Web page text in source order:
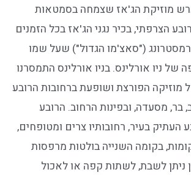
ערש מוזיקת הג'אז שצמחה בסמטאות
הצרפתי, בכיר נגני הג'אז בכל הזמנים
("סאצ'מו הגדול") שעל שמו
ניו אורלינס. בניו אורלינס התמסרנו
מוזיקה הפורצת ושופעת ברחובות הרובע
מסעדה, ובפינות הרחוב. הרובע
העתיק בעיר, רחובותיו צרים ומטופחים,
בני 2-3 קומות, בקומה השנייה בולטות מרפסות
ניתן לשבת, לשתות קפה או לאכול